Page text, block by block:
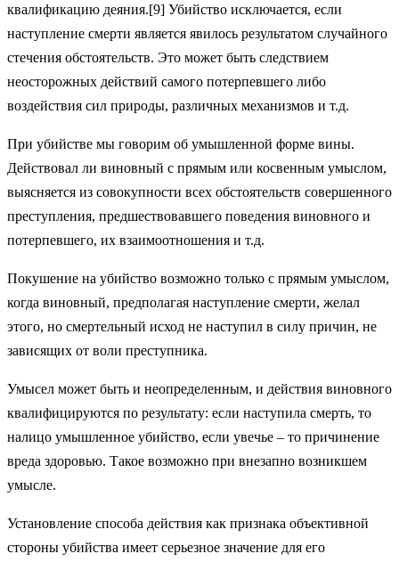
квалификацию деяния.[9] Убийство исключается, если
наступление смерти является явилось результатом случайного
стечения обстоятельств. Это может быть следствием
неосторожных действий самого потерпевшего либо
воздействия сил природы, различных механизмов и т.д.
При убийстве мы говорим об умышленной форме вины.
Действовал ли виновный с прямым или косвенным умыслом,
выясняется из совокупности всех обстоятельств совершенного
преступления, предшествовавшего поведения виновного и
потерпевшего, их взаимоотношения и т.д.
Покушение на убийство возможно только с прямым умыслом,
когда виновный, предполагая наступление смерти, желал
этого, но смертельный исход не наступил в силу причин, не
зависящих от воли преступника.
Умысел может быть и неопределенным, и действия виновного
квалифицируются по результату: если наступила смерть, то
налицо умышленное убийство, если увечье – то причинение
вреда здоровью. Такое возможно при внезапно возникшем
умысле.
Установление способа действия как признака объективной
стороны убийства имеет серьезное значение для его